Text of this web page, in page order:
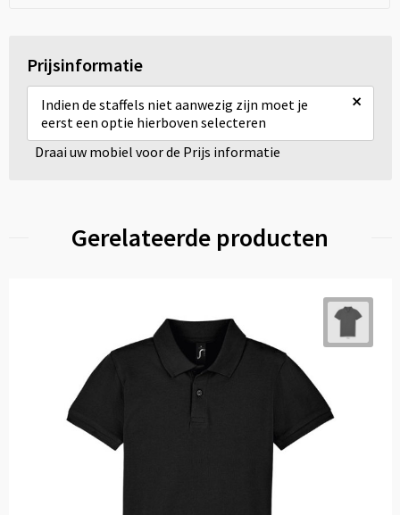
Prijsinformatie
Indien de staffels niet aanwezig zijn moet je
eerst een optie hierboven selecteren
×
Draai uw mobiel voor de Prijs informatie
Gerelateerde producten